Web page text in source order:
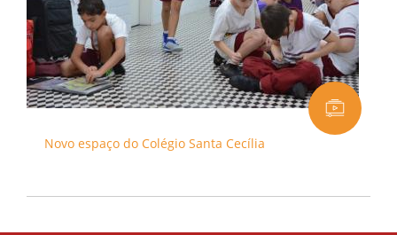
Novo espaço do Colégio Santa Cecília